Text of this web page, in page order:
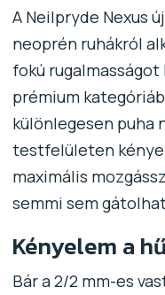
A Neilpryde Nexus
neoprén ruhákról
fokú rugalmasságot
prémium
különlegesen puha
testfelületen
maximális
semmi sem
Kényelem a
Bár a 2/2 mm-es